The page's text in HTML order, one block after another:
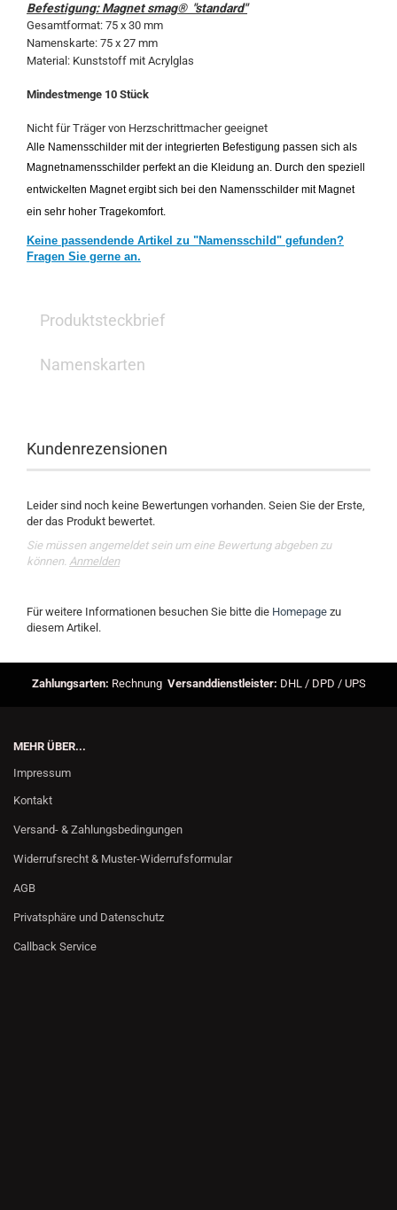
Befestigung: Magnet smag® "standard"
Gesamtformat: 75 x 30 mm
Namenskarte: 75 x 27 mm
Material: Kunststoff mit Acrylglas
Mindestmenge 10 Stück
Nicht für Träger von Herzschrittmacher geeignet
Alle Namensschilder mit der integrierten Befestigung passen sich als
Magnetnamensschilder perfekt an die Kleidung an. Durch den speziell
entwickelten Magnet ergibt sich bei den Namensschilder mit Magnet
ein sehr hoher Tragekomfort.
Keine passendende Artikel zu "Namensschild" gefunden?
Fragen Sie gerne an.
Produktsteckbrief
Namenskarten
Kundenrezensionen
Leider sind noch keine Bewertungen vorhanden. Seien Sie der Erste,
der das Produkt bewertet.
Sie müssen angemeldet sein um eine Bewertung abgeben zu
können. Anmelden
Für weitere Informationen besuchen Sie bitte die Homepage zu
diesem Artikel.
Zahlungsarten: Rechnung Versanddienstleister: DHL / DPD / UPS
MEHR ÜBER...
Impressum
Kontakt
Versand- & Zahlungsbedingungen
Widerrufsrecht & Muster-Widerrufsformular
AGB
Privatsphäre und Datenschutz
Callback Service